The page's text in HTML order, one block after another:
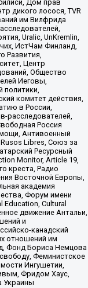
Дом прав
дикого лосося, TVR
им Вилфрида
Uralic, UnKremlin,
ИстЧам Финланд,
Развития,
Центр
Общество
Иеговы,
политики,
комитет действия,
в России,
расследователей,
Россия
Антивоенный
Libres, Союз за
Ресурсный
Monitor, Article 19,
креста, Радио
Восточной Европы,
академия
Форум имени
Cultural
движение Антальи,
и
канадский
отношений им
Фонд Бориса Немцова
Феминистское
Ингушетии,
Фридом Хаус,
Украины